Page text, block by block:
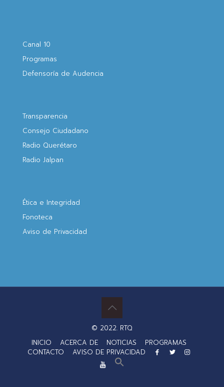
Canal 10
Programas
Defensoría de Audencia
Transparencia
Consejo Ciudadano
Radio Querétaro
Radio Jalpan
Ética e Integridad
Fonoteca
Aviso de Privacidad
© 2022. RTQ
INICIO
ACERCA DE NOTICIAS
PROGRAMAS
CONTACTO
AVISO DE PRIVACIDAD